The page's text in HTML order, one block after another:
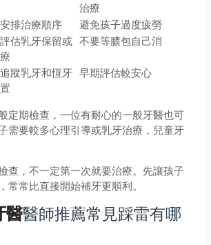
治療
排治療順序
避免孩子過度疲勞
估乳牙保留或 不要等膿包自己消
蹤乳牙和恆牙 早期評估較安心
定期檢查，一位有耐心的一般牙醫也可
需要較多心理引導或乳牙治療，兒童牙
查，不一定第一次就要治療。先讓孩子
常常比直接開始補牙更順利。
醫醫師推薦常見踩雷有哪